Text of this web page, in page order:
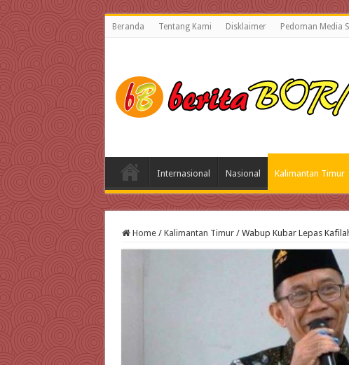
Beranda Tentang Kami Disklaimer Pedoman Media
Internasional Nasional Kalimantan Timur
Home / Kalimantan Timur / Wabup Kubar Lepas